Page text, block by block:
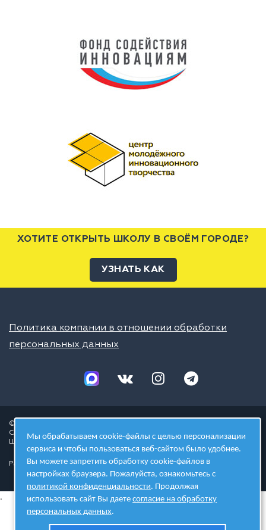
ХОТИТЕ ОТКРЫТЬ ШКОЛУ В СВОЁМ ГОРОДЕ?
УЗНАТЬ КАК
Политика компании в отношении обработки
персональных данных
© 2026 ШЦТ
Сеть центров молодёжного инновационного творчества
Школа цифровых технологий
Разработано в студии
.
Мы обрабатываем cookie-файлы с целью персонализации
сервиса и чтобы пользоваться веб-сайтом было удобнее.
Вы можете запретить обработку cookie-файлов в
настройках браузера. Пожалуйста, ознакомьтесь с
политикой конфиденциальности. Продолжая
использовать сайт Вы даетесогласие на обработку
персональных данных.